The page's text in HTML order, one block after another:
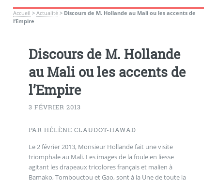
Accueil > Actualité> Discours de M. Hollande au Mali ou les accents de
l’Empire
Discours de M. Hollande
au Mali ou les accents de
l’Empire
3 FÉVRIER 2013
PAR HÉLÈNE CLAUDOT-HAWAD
Le 2 février 2013, Monsieur Hollande fait une visite
triomphale au Mali. Les images de la foule en liesse
agitant les drapeaux tricolores français et malien à
Bamako, Tombouctou et Gao, sont à la Une de toute la